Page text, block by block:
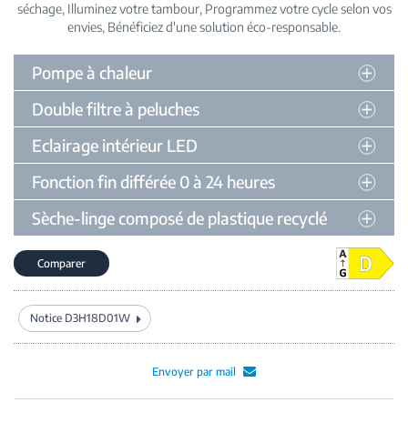
séchage Illuminez votre tambour Programmez votre cycle selon vos
envies Bénéficiez d'une solution éco-responsable
Pompe à chaleur
Double filtre à peluches
Eclairage intérieur LED
Fonction fin différée 0 à 24 heures
Sèche-linge composé de plastique recyclé
Comparer
Notice D3H18D01W
Envoyer par mail